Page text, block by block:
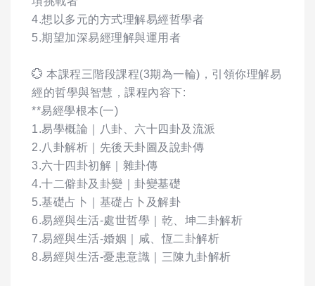
4.想以多元的方式理解易經哲學者
5.期望加深易經理解與運用者
💮 本課程三階段課程(3期為一輪)，引領你理解易
經的哲學與智慧，課程內容下:
**易經學根本(一)
1.易學概論｜八卦、六十四卦及流派
2.八卦解析｜先後天卦圖及說卦傳
3.六十四卦初解｜雜卦傳
4.十二僻卦及卦變｜卦變基礎
5.基礎占卜｜基礎占卜及解卦
6.易經與生活-處世哲學｜乾、坤二卦解析
7.易經與生活-婚姻｜咸、恆二卦解析
8.易經與生活-憂患意識｜三陳九卦解析